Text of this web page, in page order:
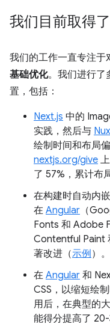
我们目前取得
我们的工作一直专注于
基础优化。我们进行了
置，包括：
Next.js 中的
实践，然后与
绘制时间和布局
nextjs.org/give
了 57%，累计布
在构建时自动内
在 Angular （
Fonts 和 Adobe
Contentful Paint
著改进（示例 ）。
在 Angular 和
CSS，以缩短绘
用后，在典型的
能得分提高了 20-